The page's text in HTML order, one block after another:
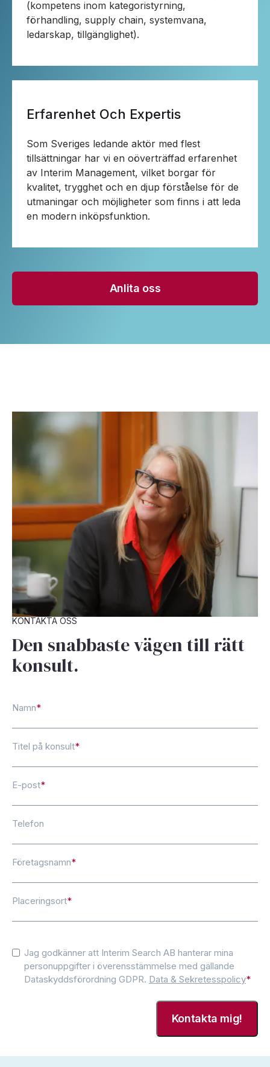
(kompetens inom kategoristyrning,
förhandling, supply chain, systemvana,
ledarskap, tillgänglighet).
Erfarenhet Och Expertis
Som Sveriges ledande aktör med flest
tillsättningar har vi en oöverträffad erfarenhet
av Interim Management, vilket borgar för
kvalitet, trygghet och en djup förståelse för de
utmaningar och möjligheter som finns i att leda
en modern inköpsfunktion.
Anlita oss
KONTAKTA OSS
Den snabbaste vägen till rätt
konsult.
Namn*
Titel på konsult*
E-post*
Telefon
Företagsnamn*
Placeringsort*
Consent
Jag godkänner att Interim Search AB hanterar mina
personuppgifter i överensstämmelse med gällande
Dataskyddsförordning GDPR. Data & Sekretesspolicy*